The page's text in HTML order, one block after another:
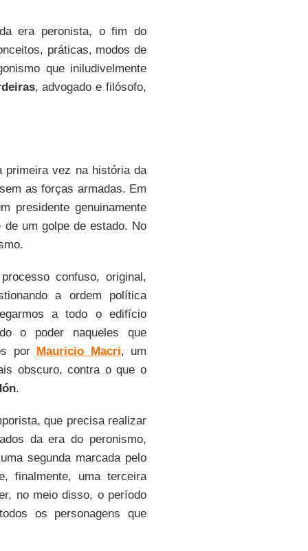
era peronista, o fim do
práticas, modos de
que iniludivelmente
, advogado e filósofo,
primeira vez na história da
as forças armadas. Em
presidente genuinamente
um golpe de estado. No
confuso, original,
a ordem política
a todo o edifício
o poder naqueles que
por Mauricio Macri, um
obscuro, contra o que o
.
que precisa realizar
da era do peronismo,
segunda marcada pelo
finalmente, uma terceira
no meio disso, o período
os personagens que